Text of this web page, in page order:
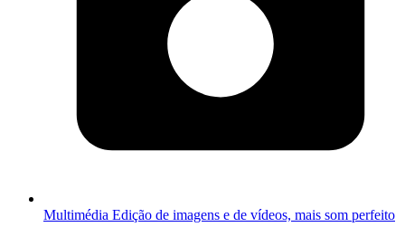
Multimédia Edição de imagens e de vídeos, mais som perfeito